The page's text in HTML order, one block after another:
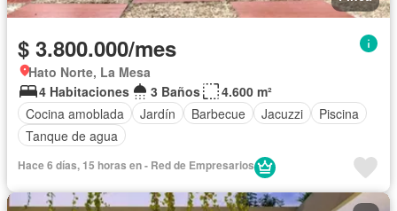
$ 3.800.000/mes
Hato Norte, La Mesa
4 Habitaciones
3 Baños
4.600 m²
Cocina amoblada
Jardín Barbecue Jacuzzi
Piscina
Tanque de agua
Hace 6 días, 15 horas en - Red de Empresarios